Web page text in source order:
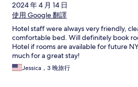
2024 年 4 月 14 日
使用 Google 翻譯
Hotel staff were always very friendly,
comfortable bed. Will definitely book
Hotel if rooms are available for future
much for a great stay!
Jessica，3 晚旅行